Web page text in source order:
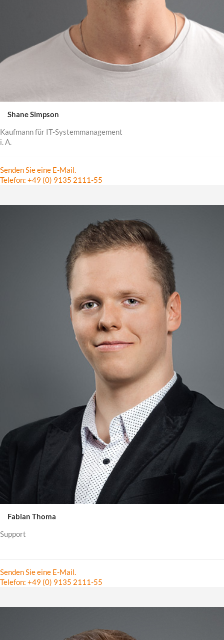
Shane Simpson
Kaufmann für IT-Systemmanagement
i. A.
Senden Sie eine E-Mail.
Telefon: +49 (0) 9135 2111-55
Fabian Thoma
Support
Senden Sie eine E-Mail.
Telefon: +49 (0) 9135 2111-55